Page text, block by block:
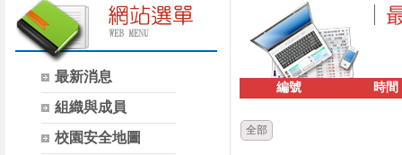
最新消息
組織與成員
校園安全地圖
編號 時間
全部